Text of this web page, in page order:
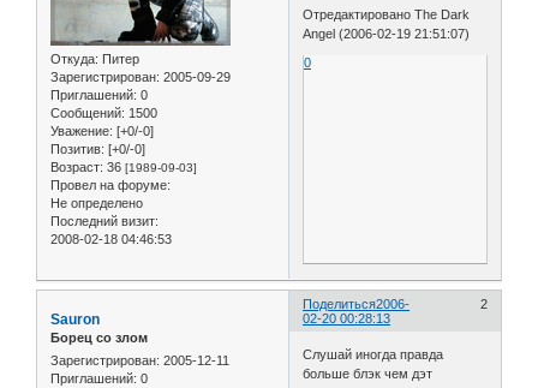
Откуда: Питер
Зарегистрирован: 2005-09-29
Приглашений: 0
Сообщений: 1500
Уважение: [+0/-0]
Позитив: [+0/-0]
Возраст: 36 [1989-09-03]
Провел на форуме:
Не определено
Последний визит:
2008-02-18 04:46:53
Отредактировано The Dark
Angel (2006-02-19 21:51:07)
0
Поделиться 2
2006-
02-20 00:28:13
Sauron
Борец со злом
Зарегистрирован: 2005-12-11
Приглашений: 0
Слушай иногда правда
больше блэк чем дэт